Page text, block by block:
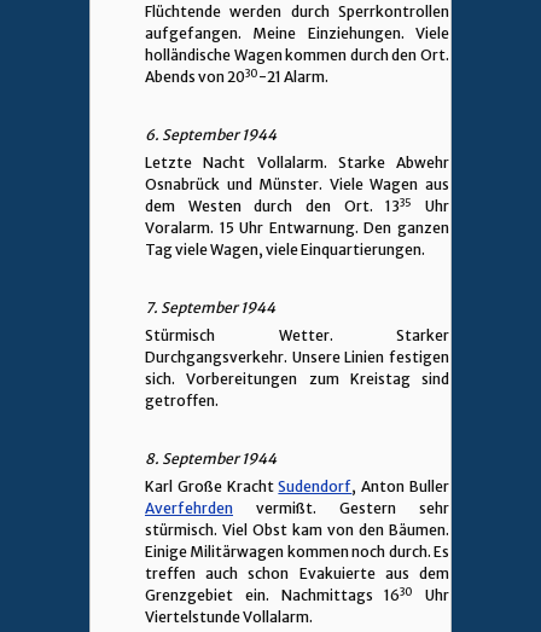
Flüchtende werden durch Sperrkontrollen
aufgefangen. Meine Einziehungen. Viele
holländische Wagen kommen durch den Ort.
Abends von 2030-21 Alarm.
6. September 1944
Letzte Nacht Vollalarm. Starke Abwehr
Osnabrück und Münster. Viele Wagen aus
dem Westen durch den Ort. 1335
Uhr
Voralarm. 15 Uhr Entwarnung. Den ganzen
Tag viele Wagen, viele Einquartierungen.
7. September 1944
Stürmisch Wetter. Starker
Durchgangsverkehr. Unsere Linien festigen
sich. Vorbereitungen zum Kreistag sind
getroffen.
8. September 1944
Karl Große KrachtSudendorf, Anton Buller
Averfehrden vermißt. Gestern sehr
stürmisch. Viel Obst kam von den Bäumen.
Einige Militärwagen kommen noch durch. Es
treffen auch schon Evakuierte aus dem
Grenzgebiet ein. Nachmittags 1630
Uhr
Viertelstunde Vollalarm.